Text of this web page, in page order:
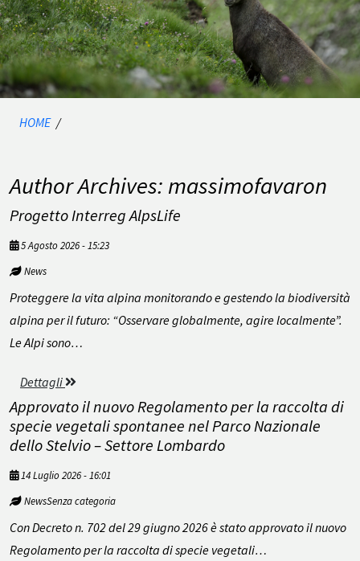
HOME /
Author Archives: massimofavaron
Progetto Interreg AlpsLife
5 Agosto 2026 - 15:23
News
Proteggere la vita alpina monitorando e gestendo la biodiversità
alpina per il futuro: “Osservare globalmente, agire localmente”.
Le Alpi sono…
Dettagli
Approvato il nuovo Regolamento per la raccolta di
specie vegetali spontanee nel Parco Nazionale
dello Stelvio – Settore Lombardo
14 Luglio 2026 - 16:01
NewsSenza categoria
Con Decreto n. 702 del 29 giugno 2026 è stato approvato il nuovo
Regolamento per la raccolta di specie vegetali…